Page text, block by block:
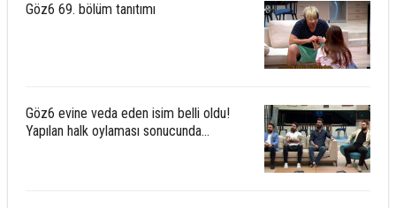
Göz6 69. bölüm tanıtımı
Göz6 evine veda eden isim belli oldu!
Yapılan halk oylaması sonucunda...